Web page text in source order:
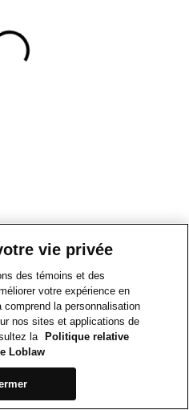
vie privée
des témoins et des
votre expérience en
la personnalisation
nos sites et applications de
la
Politique relative
Loblaw